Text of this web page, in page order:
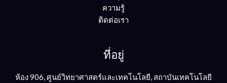
ความรู้
ติดต่อเรา
ที่อยู่
ห้อง 906, ศูนย์วิทยาศาสตร์และเทคโนโลยี, สถาบันเทคโนโลยี